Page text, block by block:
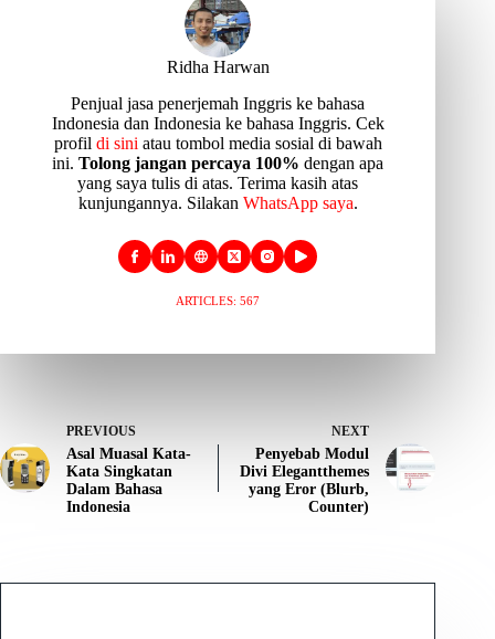
Ridha Harwan
Penjual jasa penerjemah Inggris ke bahasa
Indonesia dan Indonesia ke bahasa Inggris. Cek
profil di sini atau tombol media sosial di bawah
ini.Tolong jangan percaya 100% dengan apa
yang saya tulis di atas. Terima kasih atas
kunjungannya. Silakan WhatsApp saya.
ARTICLES: 567
PREVIOUS
Asal Muasal Kata-
Kata Singkatan
Dalam Bahasa
Indonesia
NEXT
Penyebab Modul
Divi Elegantthemes
yang Eror (Blurb,
Counter)